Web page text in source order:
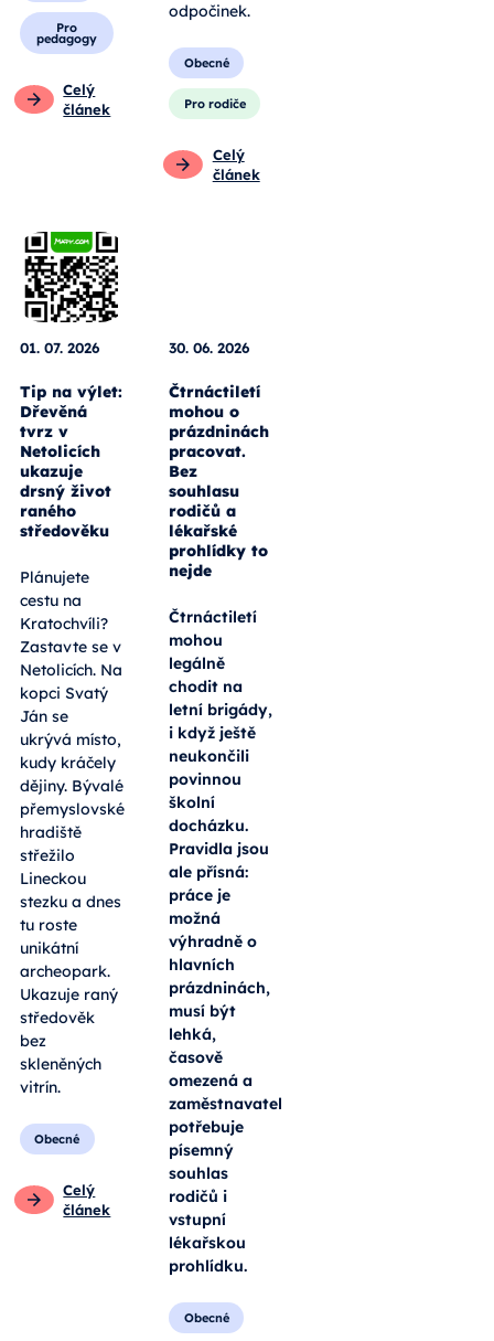
Pro
pedagogy
Celý
článek
odpočinek.
Obecné
Pro rodiče
Celý
článek
01. 07. 2026
Tip na výlet:
Dřevěná
tvrz v
Netolicích
ukazuje
drsný život
raného
středověku
Plánujete
cestu na
Kratochvíli?
Zastavte se v
Netolicích. Na
kopci Svatý
Ján se
ukrývá místo,
kudy kráčely
dějiny. Bývalé
přemyslovské
hradiště
střežilo
Lineckou
stezku a dnes
tu roste
unikátní
archeopark.
Ukazuje raný
středověk
bez
skleněných
vitrín.
Obecné
Celý
článek
30. 06. 2026
Čtrnáctiletí
mohou o
prázdninách
pracovat.
Bez
souhlasu
rodičů a
lékařské
prohlídky to
nejde
Čtrnáctiletí
mohou
legálně
chodit na
letní brigády,
i když ještě
neukončili
povinnou
školní
docházku.
Pravidla jsou
ale přísná:
práce je
možná
výhradně o
hlavních
prázdninách,
musí být
lehká,
časově
omezená a
zaměstnavatel
potřebuje
písemný
souhlas
rodičů i
vstupní
lékařskou
prohlídku.
Obecné